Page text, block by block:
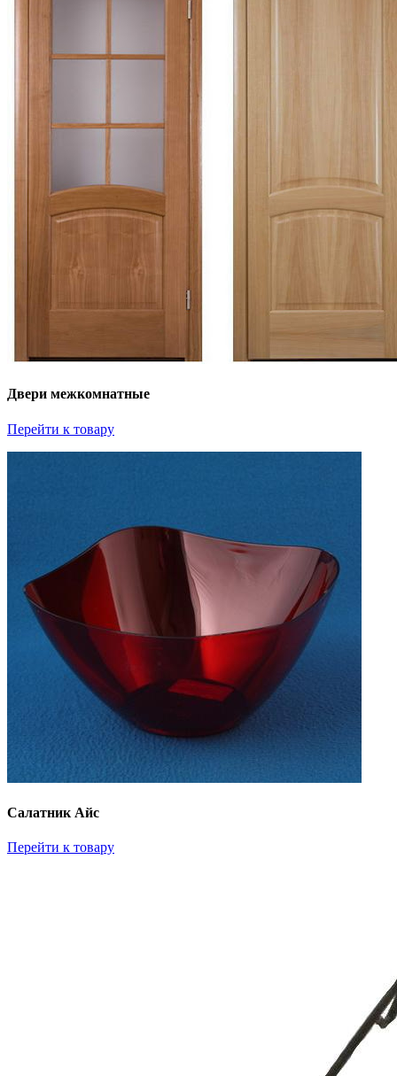
Двери межкомнатные
Перейти к товару
Салатник Айс
Перейти к товару